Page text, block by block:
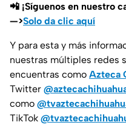
📲 ¡Síguenos en nuestro
—>Solo da clic aquí
Y para esta y más
nuestras múltiples redes
encuentras como Azteca
Twitter
como
TikTok